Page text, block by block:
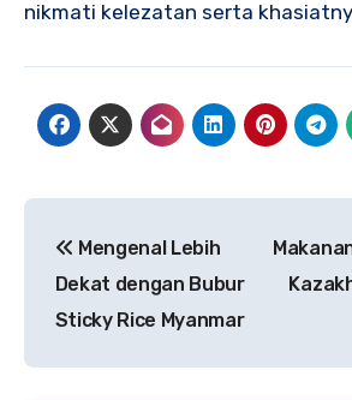
nikmati kelezatan serta
pos
Mengenal Lebih
Dekat dengan Bubur
Sticky Rice Myanmar